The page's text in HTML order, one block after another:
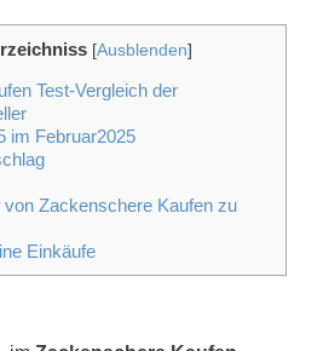
[Ausblenden]
Test-Vergleich der
im Februar2025
Zackenschere Kaufen zu
Einkäufe